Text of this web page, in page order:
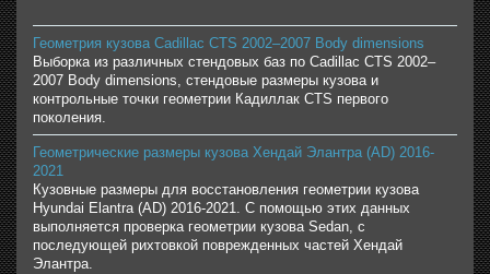
Геометрия кузова Cadillac CTS 2002–2007 Body dimensions
Выборка из различных стендовых баз по Cadillac CTS 2002–
2007 Body dimensions, стендовые размеры кузова и
контрольные точки геометрии Кадиллак CTS первого
поколения.
Геометрические размеры кузова Хендай Элантра (AD) 2016-
2021
Кузовные размеры для восстановления геометрии кузова
Hyundai Elantra (AD) 2016-2021. С помощью этих данных
выполняется проверка геометрии кузова Sedan, с
последующей рихтовкой поврежденных частей Хендай
Элантра.